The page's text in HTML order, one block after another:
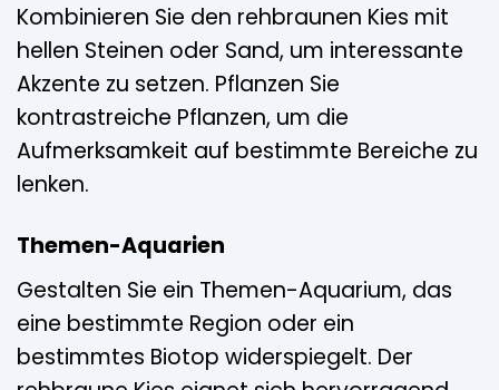
Kombinieren Sie den rehbraunen Kies mit
hellen Steinen oder Sand, um interessante
Akzente zu setzen. Pflanzen Sie
kontrastreiche Pflanzen, um die
Aufmerksamkeit auf bestimmte Bereiche zu
lenken.
Themen-Aquarien
Gestalten Sie ein Themen-Aquarium, das
eine bestimmte Region oder ein
bestimmtes Biotop widerspiegelt. Der